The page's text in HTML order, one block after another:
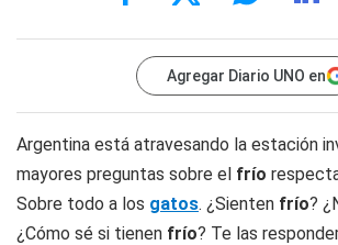
Agregar Diario UNO en
Argentina está atravesando la estación
mayores preguntas sobre el frío
Sobre todo a los gatos. ¿Sienten frío?
¿Cómo sé si tienen frío? Te las